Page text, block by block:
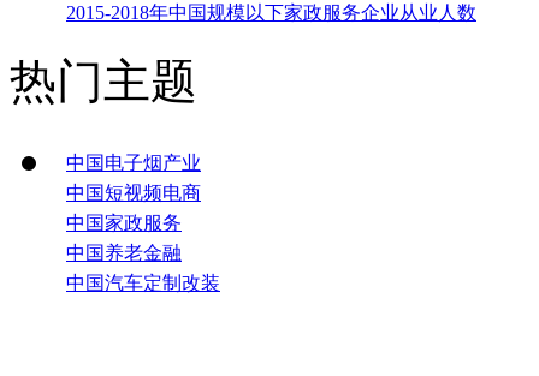
2015-2018年中国规模以下家政服务企业从业人数
热门主题
中国电子烟产业
中国短视频电商
中国家政服务
中国养老金融
中国汽车定制改装